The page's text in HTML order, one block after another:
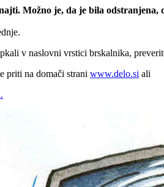
Možno je, da je bila odstranjena,
v naslovni vrstici brskalnika,
priti na domači strani www.delo.si ali